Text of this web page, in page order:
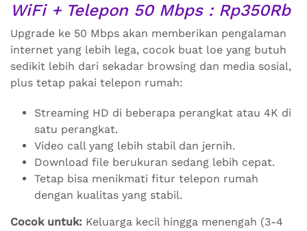
WiFi + Telepon 50 Mbps : Rp350Rb
Upgrade ke 50 Mbps akan memberikan pengalaman
internet yang lebih lega, cocok buat loe yang butuh
sedikit lebih dari sekadar browsing dan media sosial,
plus tetap pakai telepon rumah:
Streaming HD di beberapa perangkat atau 4K di
satu perangkat.
Video call yang lebih stabil dan jernih.
Download file berukuran sedang lebih cepat.
Tetap bisa menikmati fitur telepon rumah
dengan kualitas yang stabil.
Cocok untuk: Keluarga kecil hingga menengah (3-4